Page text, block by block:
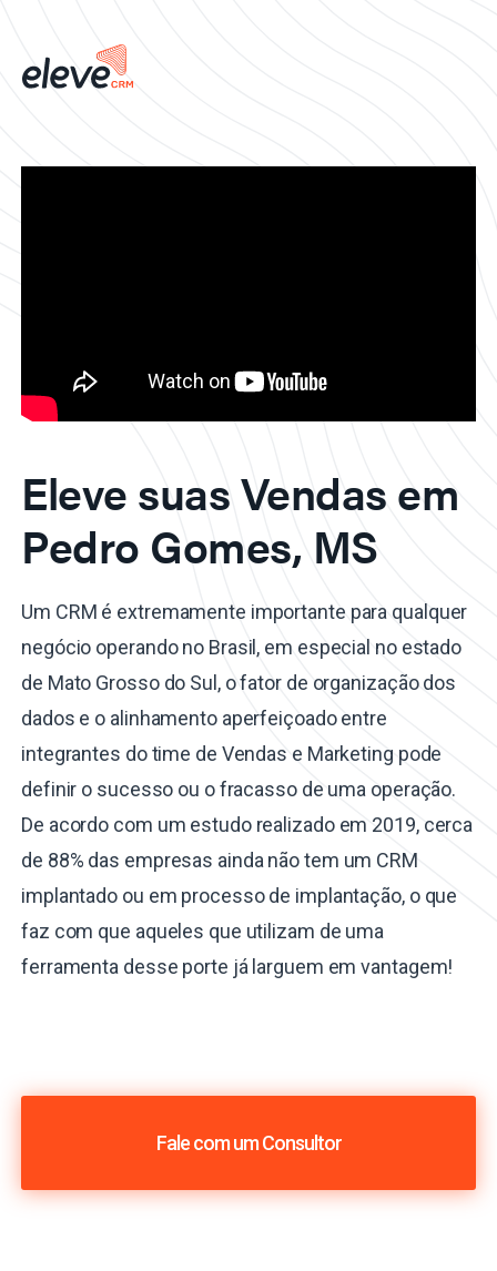
Eleve suas Vendas em
Pedro Gomes, MS
Um CRM é extremamente importante para qualquer
negócio operando no Brasil, em especial no estado
de Mato Grosso do Sul, o fator de organização dos
dados e o alinhamento aperfeiçoado entre
integrantes do time de Vendas e Marketing pode
definir o sucesso ou o fracasso de uma operação.
De acordo com um estudo realizado em 2019, cerca
de 88% das empresas ainda não tem um CRM
implantado ou em processo de implantação, o que
faz com que aqueles que utilizam de uma
ferramenta desse porte já larguem em vantagem!
Fale com um Consultor